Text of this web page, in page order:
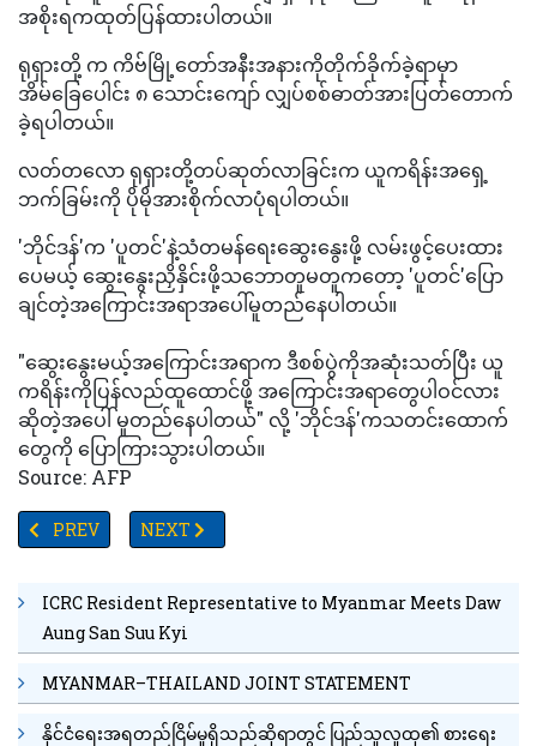
အစိုးရကထုတ်ပြန်ထားပါတယ်။
ရုရှားတို့ က ကိဗ်မြို့တော်အနီးအနားကိုတိုက်ခိုက်ခဲ့ရာမှာ
အိမ်ခြေပေါင်း ၈ သောင်းကျော် လျှပ်စစ်ဓာတ်အားပြတ်တောက်
ခဲ့ရပါတယ်။
လတ်တလော ရုရှားတို့တပ်ဆုတ်လာခြင်းက ယူကရိန်းအရှေ့
ဘက်ခြမ်းကို ပိုမိုအားစိုက်လာပုံရပါတယ်။
'ဘိုင်ဒန်'က 'ပူတင်'နဲ့သံတမန်ရေးဆွေးနွေးဖို့ လမ်းဖွင့်ပေးထား
ပေမယ့် ဆွေးနွေးညှိနှိင်းဖို့သဘောတူမတူကတော့ 'ပူတင်'ပြော
ချင်တဲ့အကြောင်းအရာအပေါ်မူတည်နေပါတယ်။
"ဆွေးနွေးမယ့်အကြောင်းအရာက ဒီစစ်ပွဲကိုအဆုံးသတ်ပြီး ယူ
ကရိန်းကိုပြန်လည်ထူထောင်ဖို့ အကြောင်းအရာတွေပါဝင်လား
ဆိုတဲ့အပေါ် မူတည်နေပါတယ်" လို့ 'ဘိုင်ဒန်'ကသတင်းထောက်
တွေကို ပြောကြားသွားပါတယ်။
Source: AFP
PREVIOUS ARTICLE: ကိုယ်ဝန်ဆောင်အမျိုးသမီးများတွင် အိုမီခရွန်ကူ
PREV NEXT ARTICLE: ကိုဗစ်ရောဂါလူနာသုံးပုံတစ်ပုံနီးပါ
NEXT
ICRC Resident Representative to Myanmar Meets Daw
Aung San Suu Kyi
MYANMAR–THAILAND JOINT STATEMENT
နိုင်ငံရေးအရတည်ငြိမ်မှုရှိသည်ဆိုရာတွင် ပြည်သူလူထု၏ စားရေး